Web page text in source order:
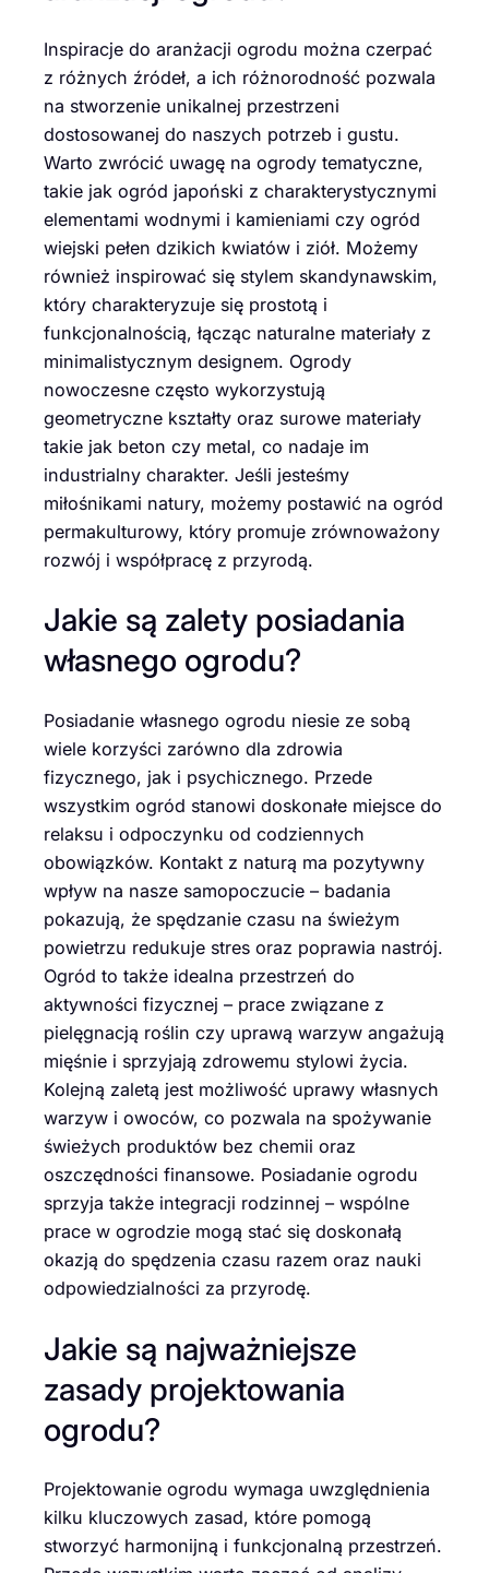
Inspiracje do aranżacji ogrodu można czerpać
z różnych źródeł, a ich różnorodność pozwala
na stworzenie unikalnej przestrzeni
dostosowanej do naszych potrzeb i gustu.
Warto zwrócić uwagę na ogrody tematyczne,
takie jak ogród japoński z charakterystycznymi
elementami wodnymi i kamieniami czy ogród
wiejski pełen dzikich kwiatów i ziół. Możemy
również inspirować się stylem skandynawskim,
który charakteryzuje się prostotą i
funkcjonalnością, łącząc naturalne materiały z
minimalistycznym designem. Ogrody
nowoczesne często wykorzystują
geometryczne kształty oraz surowe materiały
takie jak beton czy metal, co nadaje im
industrialny charakter. Jeśli jesteśmy
miłośnikami natury, możemy postawić na ogród
permakulturowy, który promuje zrównoważony
rozwój i współpracę z przyrodą.
Jakie są zalety posiadania
własnego ogrodu?
Posiadanie własnego ogrodu niesie ze sobą
wiele korzyści zarówno dla zdrowia
fizycznego, jak i psychicznego. Przede
wszystkim ogród stanowi doskonałe miejsce do
relaksu i odpoczynku od codziennych
obowiązków. Kontakt z naturą ma pozytywny
wpływ na nasze samopoczucie – badania
pokazują, że spędzanie czasu na świeżym
powietrzu redukuje stres oraz poprawia nastrój.
Ogród to także idealna przestrzeń do
aktywności fizycznej – prace związane z
pielęgnacją roślin czy uprawą warzyw angażują
mięśnie i sprzyjają zdrowemu stylowi życia.
Kolejną zaletą jest możliwość uprawy własnych
warzyw i owoców, co pozwala na spożywanie
świeżych produktów bez chemii oraz
oszczędności finansowe. Posiadanie ogrodu
sprzyja także integracji rodzinnej – wspólne
prace w ogrodzie mogą stać się doskonałą
okazją do spędzenia czasu razem oraz nauki
odpowiedzialności za przyrodę.
Jakie są najważniejsze
zasady projektowania
ogrodu?
Projektowanie ogrodu wymaga uwzględnienia
kilku kluczowych zasad, które pomogą
stworzyć harmonijną i funkcjonalną przestrzeń.